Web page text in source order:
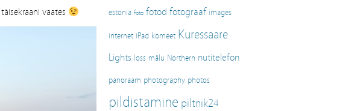
vaates estonia foto fotod fotograaf images
internet iPad komeet Kuressaare
Lights loss mälu Northern nutitelefon
panoraam photography photos
pildistamine piltnik24